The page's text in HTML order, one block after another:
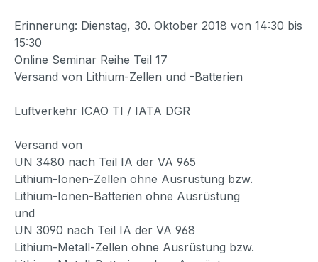
Erinnerung: Dienstag, 30. Oktober 2018 von 14:30 bis
15:30
Online Seminar Reihe Teil 17
Versand von Lithium-Zellen und -Batterien
Luftverkehr ICAO TI / IATA DGR
Versand von
UN 3480 nach Teil IA der VA 965
Lithium-Ionen-Zellen ohne Ausrüstung bzw.
Lithium-Ionen-Batterien ohne Ausrüstung
und
UN 3090 nach Teil IA der VA 968
Lithium-Metall-Zellen ohne Ausrüstung bzw.